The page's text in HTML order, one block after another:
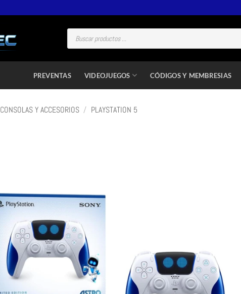
PREVENTAS VIDEOJUEGOS CÓDIGOS Y MEMBRESIAS
CONSOLAS Y ACCESORIOS / PLAYSTATION 5